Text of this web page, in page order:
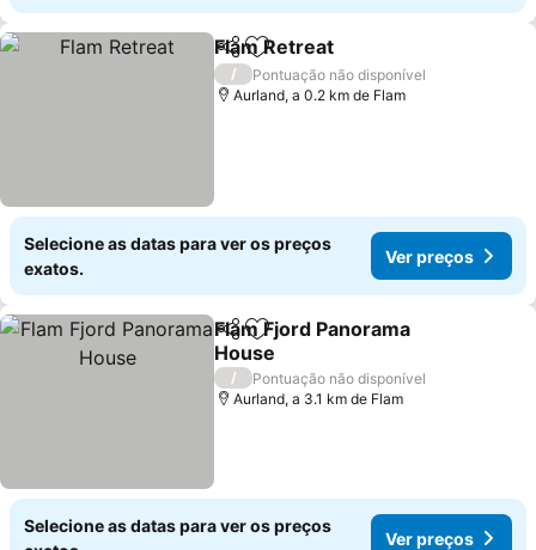
PartilharAdicionar aos favoritos
Flam Retreat
/
Pontuação não disponível
Aurland, a 0.2 km de Flam
Selecione as datas para ver os preços
exatos.
Ver preços
PartilharAdicionar aos favoritos
Flam Fjord Panorama
House
/
Pontuação não disponível
Aurland, a 3.1 km de Flam
Selecione as datas para ver os preços
Ver preços